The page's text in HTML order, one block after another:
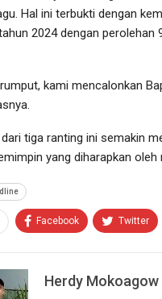
Hal ini terbukti dengan
2024 dengan perolehan
rumput, kami mencalonkan
dari tiga ranting ini semakin
yang diharapkan
Facebook Twitter
Herdy Mokoagow